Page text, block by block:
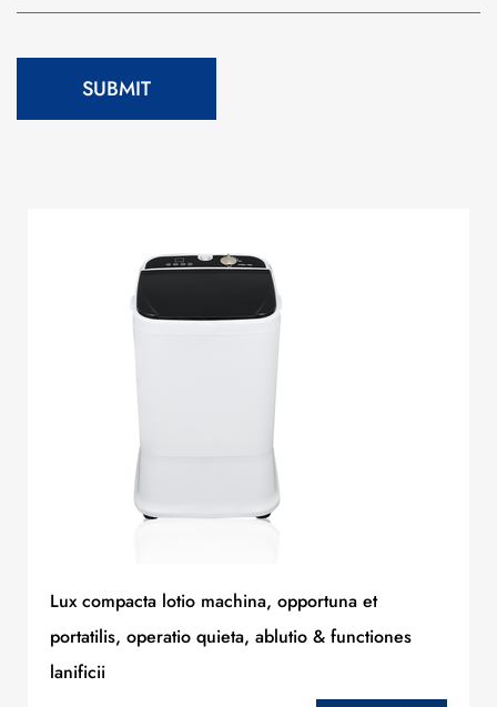
Lux compacta lotio machina, opportuna et
portatilis, operatio quieta, ablutio & functiones
lanificii